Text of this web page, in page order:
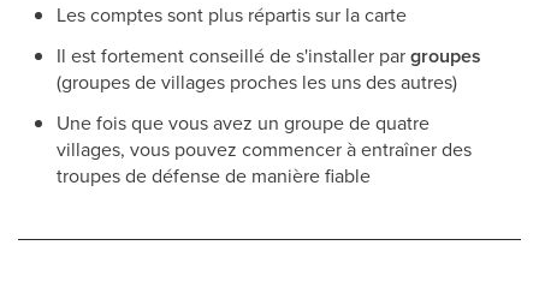
Les comptes sont plus répartis sur la carte
Il est fortement conseillé de s'installer pargroupes
(groupes de villages proches les uns des autres)
Une fois que vous avez un groupe de quatre
villages, vous pouvez commencer à entraîner des
troupes de défense de manière fiable